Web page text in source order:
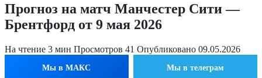
Прогноз на матч Манчестер Сити —
Брентфорд от 9 мая 2026
На чтение 3 мин Просмотров 41 Опубликовано 09.05.2026
Мы в МАКС Мы в телеграм